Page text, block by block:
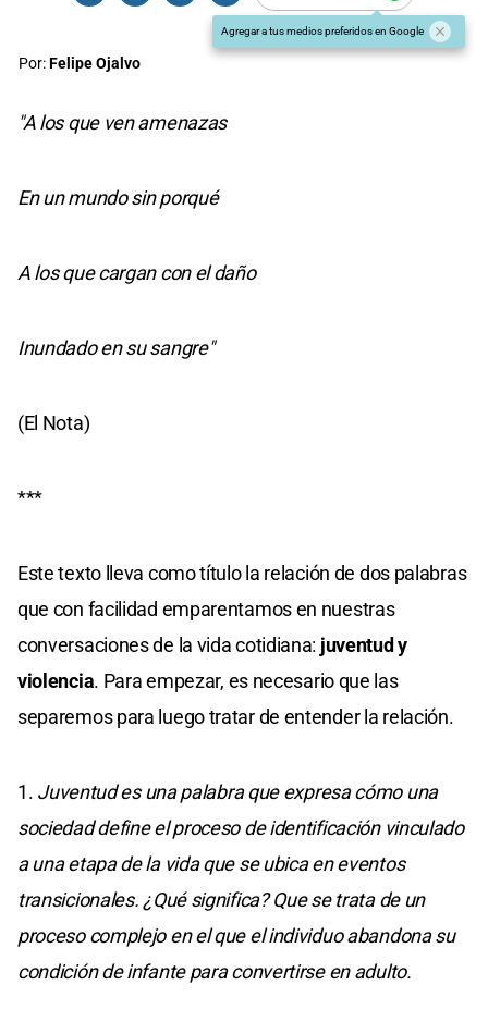
Agregar a tus medios preferidos en Google
Por:Felipe Ojalvo
"A los que ven amenazas
En un mundo sin porqué
A los que cargan con el daño
Inundado en su sangre"
(El Nota)
***
Este texto lleva como título la relación de dos palabras
que con facilidad emparentamos en nuestras
conversaciones de la vida cotidiana: juventud y
violencia. Para empezar, es necesario que las
separemos para luego tratar de entender la relación.
1. Juventud es una palabra que expresa cómo una
sociedad define el proceso de identificación vinculado
a una etapa de la vida que se ubica en eventos
transicionales. ¿Qué significa? Que se trata de un
proceso complejo en el que el individuo abandona su
condición de infante para convertirse en adulto.